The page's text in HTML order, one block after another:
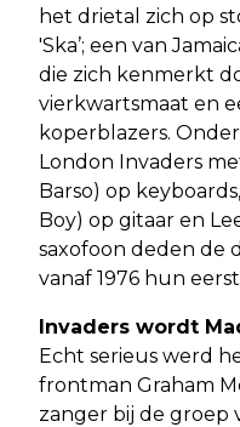
het drietal zich op
'Ska’; een van
die zich kenmerkt
vierkwartsmaat en
koperblazers.
London Invaders
Barso) op
Boy) op gitaar en
saxofoon deden de
vanaf 1976 hun
Invaders wordt
Echt serieus werd
frontman Graham
zanger bij de groep